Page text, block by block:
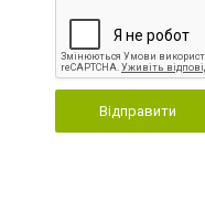
Відправити